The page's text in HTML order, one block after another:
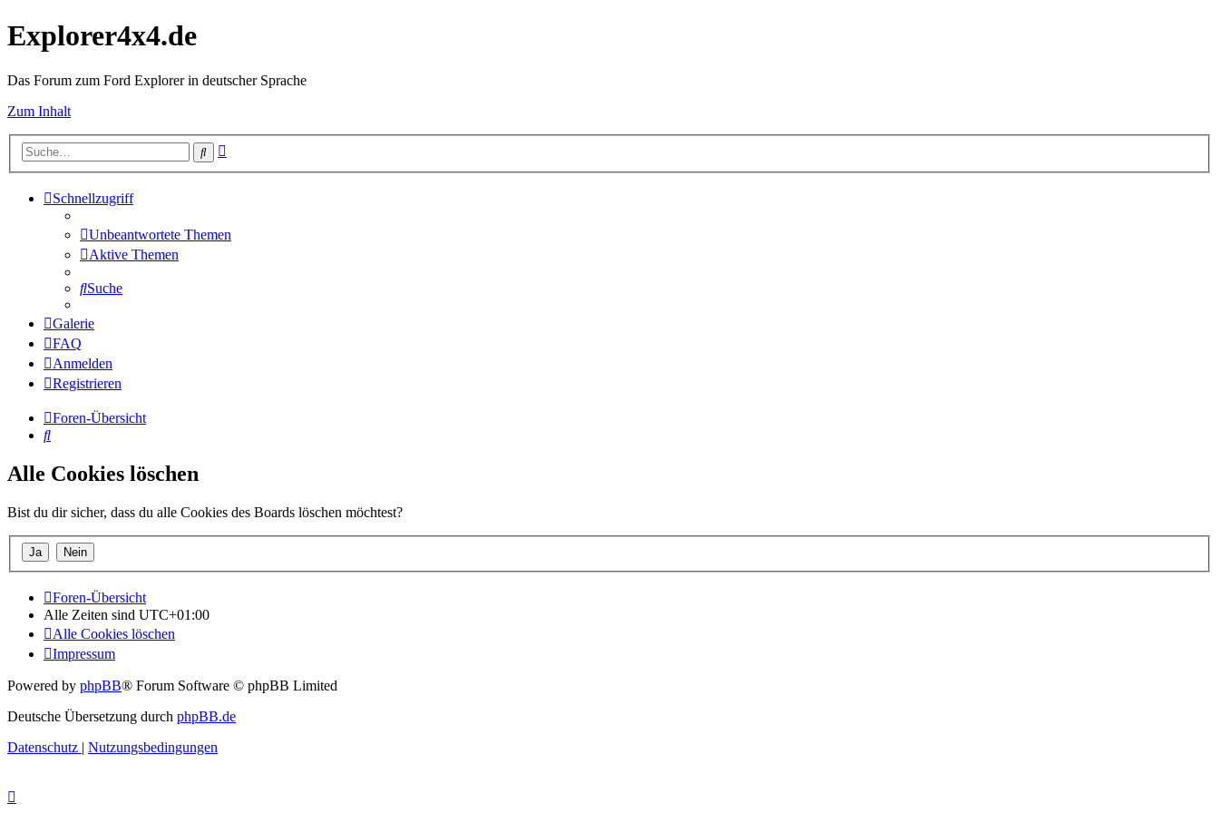
Explorer4x4.de
Das Forum zum Ford Explorer in deutscher Sprache
Zum Inhalt
Suche
Schnellzugriff
Unbeantwortete Themen
Aktive Themen
Suche
Galerie
FAQ
Anmelden
Registrieren
Foren-Übersicht
Suche
Alle Cookies löschen
Bist du dir sicher, dass du alle Cookies des Boards löschen möchtest?
Foren-Übersicht
Alle Zeiten sind UTC+01:00
Alle Cookies löschen
Impressum
Powered by phpBB® Forum Software © phpBB Limited
Deutsche Übersetzung durch phpBB.de
Datenschutz | Nutzungsbedingungen